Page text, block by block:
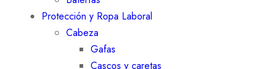
Protección y Ropa Laboral
Cabeza
Gafas
Cascos y caretas